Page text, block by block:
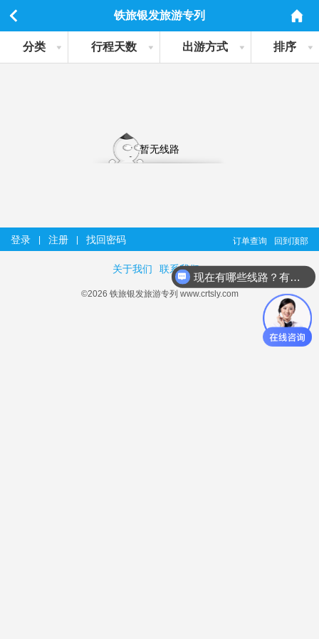
铁旅银发旅游专列
分类 行程天数 出游方式 排序
暂无线路
登录 注册 找回密码 回到顶部
订单查询
关于我们 联系我们
©2026 铁旅银发旅游专列 www.crtsly.com
现在有哪些线路？有详细行程吗？